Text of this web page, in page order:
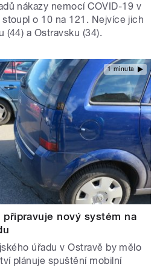
nákazy nemocí COVID-19 v
o 10 na 121. Nejvíce jich
(44) a Ostravsku (34).
1 minuta
nový systém na
úřadu v Ostravě by mělo
plánuje spuštění mobilní